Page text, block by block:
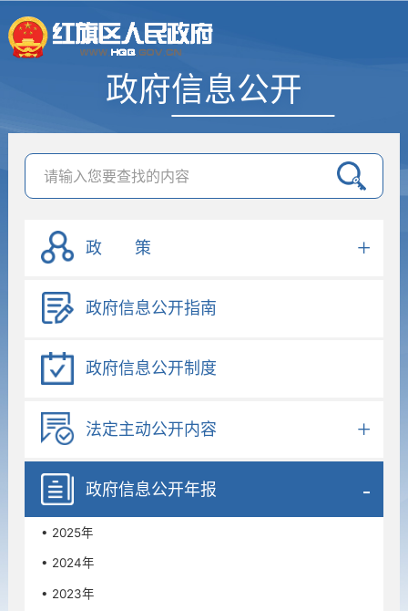
政府信息公开
政 策
政府信息公开指南
政府信息公开制度
法定主动公开内容
政府信息公开年报
• 2025年
• 2024年
• 2023年